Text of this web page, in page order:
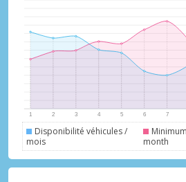
Disponibilité véhicules /
mois
month